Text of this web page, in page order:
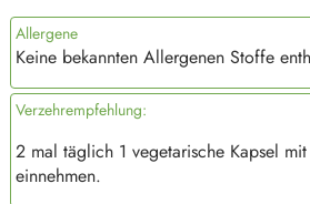
Allergene
Keine bekannten Allergenen Stoffe
Verzehrempfehlung:
2 mal täglich 1 vegetarische Kapsel
einnehmen.